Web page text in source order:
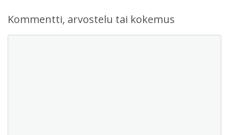
Kommentti, arvostelu tai kokemus